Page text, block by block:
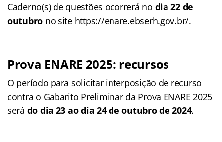
Caderno(s) de questões ocorrerá no dia 22 de
outubro no site https://enare.ebserh.gov.br/.
Prova ENARE 2025: recursos
O período para solicitar interposição de recurso
contra o Gabarito Preliminar da Prova ENARE 2025
será do dia 23 ao dia 24 de outubro de 2024.